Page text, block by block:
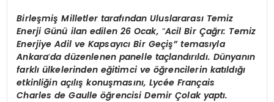
Birleşmiş Milletler tarafından Uluslararası Temiz
Enerji Günü ilan edilen 26 Ocak, “Acil Bir Çağrı: Temiz
Enerjiye Adil ve Kapsayıcı Bir Geçiş”temasıyla
Ankara’da düzenlenen panelle taçlandırıldı. Dünyanın
farklı ülkelerinden eğitimci ve öğrencilerin katıldığı
etkinliğin açılış konuşmasını, Lycée Français
Charles deGaulle öğrencisi Demir Çolak yaptı.